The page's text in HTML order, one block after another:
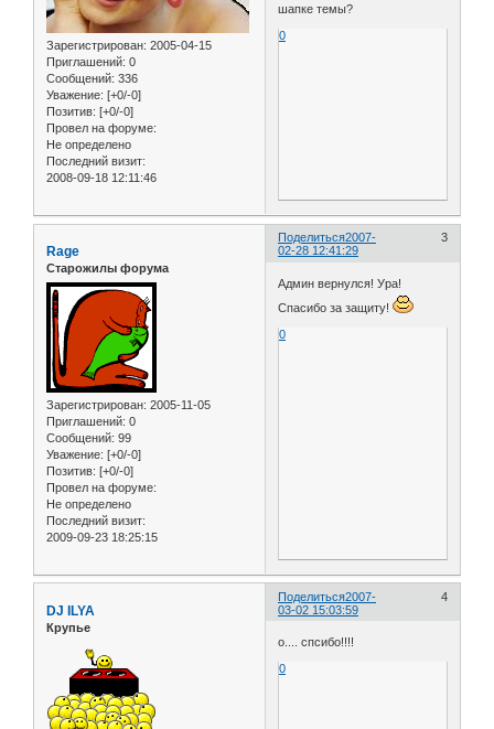
Зарегистрирован: 2005-04-15
Приглашений: 0
Сообщений: 336
Уважение: [+0/-0]
Позитив: [+0/-0]
Провел на форуме:
Не определено
Последний визит:
2008-09-18 12:11:46
шапке темы?
0
Поделиться 3
2007-
02-28 12:41:29
Rage
Старожилы форума
Зарегистрирован: 2005-11-05
Приглашений: 0
Сообщений: 99
Уважение: [+0/-0]
Позитив: [+0/-0]
Провел на форуме:
Не определено
Последний визит:
2009-09-23 18:25:15
Админ вернулся! Ура!
Спасибо за защиту!
0
Поделиться 4
2007-
03-02 15:03:59
DJ ILYA
Крупье
о.... спсибо!!!!
0